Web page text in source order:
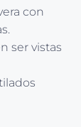
con
ser vistas